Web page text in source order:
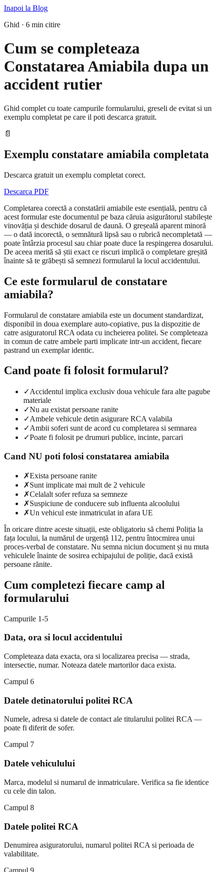
Inapoi la Blog
Ghid · 6 min citire
Cum se completeaza
Constatarea Amiabila dupa un
accident rutier
Ghid complet cu toate campurile formularului, greseli de evitat si un
exemplu completat pe care il poti descarca gratuit.
📄
Exemplu constatare amiabila completata
Descarca gratuit un exemplu completat corect.
Descarca PDF
Completarea corectă a constatării amiabile este esențială, pentru că
acest formular este documentul pe baza căruia asigurătorul stabilește
vinovăția și deschide dosarul de daună. O greșeală aparent minoră
— o dată incorectă, o semnătură lipsă sau o rubrică necompletată —
poate întârzia procesul sau chiar poate duce la respingerea dosarului.
De aceea merită să știi exact ce riscuri implică o completare greșită
înainte să te grăbești să semnezi formularul la locul accidentului.
Ce este formularul de constatare
amiabila?
Formularul de constatare amiabila este un document standardizat,
disponibil in doua exemplare auto-copiative, pus la dispozitie de
catre asiguratorul RCA odata cu incheierea politei. Se completeaza
in comun de catre ambele parti implicate intr-un accident, fiecare
pastrand un exemplar identic.
Cand poate fi folosit formularul?
✓Accidentul implica exclusiv doua vehicule fara alte pagube
materiale
✓Nu au existat persoane ranite
✓Ambele vehicule detin asigurare RCA valabila
✓Ambii soferi sunt de acord cu completarea si semnarea
✓Poate fi folosit pe drumuri publice, incinte, parcari
Cand NU poti folosi constatarea amiabila
✗Exista persoane ranite
✗Sunt implicate mai mult de 2 vehicule
✗Celalalt sofer refuza sa semneze
✗Suspiciune de conducere sub influenta alcoolului
✗Un vehicul este inmatriculat in afara UE
În oricare dintre aceste situații, este obligatoriu să chemi Poliția la
fața locului, la numărul de urgență 112, pentru întocmirea unui
proces-verbal de constatare. Nu semna niciun document și nu muta
vehiculele înainte de sosirea echipajului de poliție, dacă există
persoane rănite.
Cum completezi fiecare camp al
formularului
Campurile 1-5
Data, ora si locul accidentului
Completeaza data exacta, ora si localizarea precisa — strada,
intersectie, numar. Noteaza datele martorilor daca exista.
Campul 6
Datele detinatorului politei RCA
Numele, adresa si datele de contact ale titularului politei RCA —
poate fi diferit de sofer.
Campul 7
Datele vehiculului
Marca, modelul si numarul de inmatriculare. Verifica sa fie identice
cu cele din talon.
Campul 8
Datele politei RCA
Denumirea asiguratorului, numarul politei RCA si perioada de
valabilitate.